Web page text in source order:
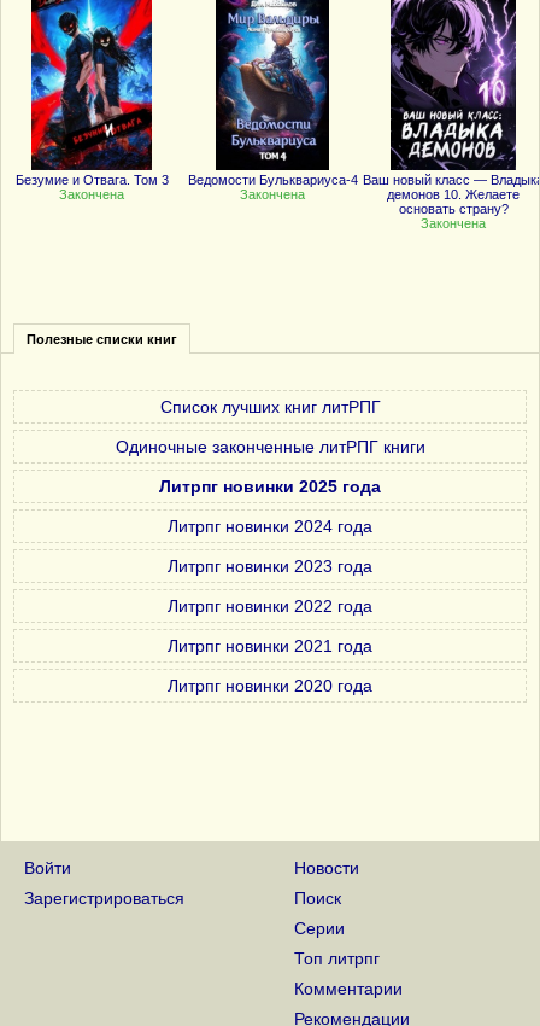
Безумие и Отвага. Том 3
Закончена
Ведомости Бульквариуса-4
Закончена
Ваш новый класс —
демонов 10. Желаете
основать страну?
Закончена
Полезные списки книг
Список лучших книг литРПГ
Одиночные законченные литРПГ книги
Литрпг новинки 2025 года
Литрпг новинки 2024 года
Литрпг новинки 2023 года
Литрпг новинки 2022 года
Литрпг новинки 2021 года
Литрпг новинки 2020 года
Войти
Зарегистрироваться
Новости
Поиск
Серии
Топ литрпг
Комментарии
Рекомендации